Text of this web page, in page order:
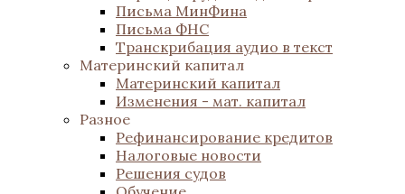
Письма МинФина
Письма ФНС
Транскрибация аудио в текст
Материнский капитал
Материнский капитал
Изменения - мат. капитал
Разное
Рефинансирование кредитов
Налоговые новости
Решения судов